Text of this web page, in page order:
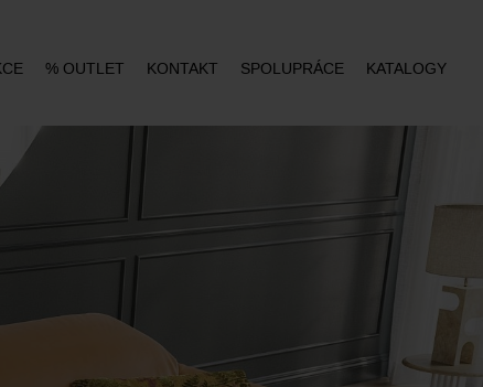
% OUTLET KONTAKT SPOLUPRÁCE KATALOGY